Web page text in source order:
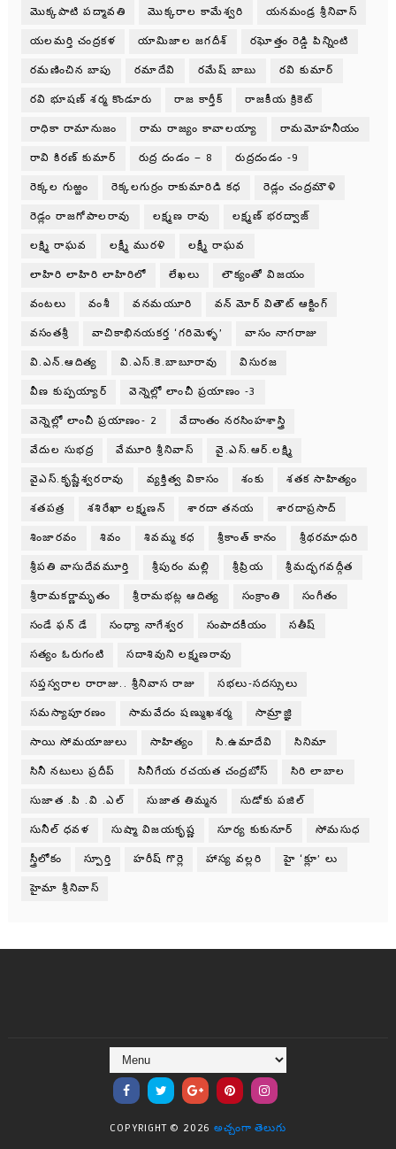
మొక్కపాటి పద్మావతి మొక్కరాల కామేశ్వరి యనమండ్ర శ్రీనివాస్
యలమర్తి చంద్రకళ యామిజాల జగదీశ్ రఘోత్తం రెడ్డి పిన్నింటి
రమణించిన బాపు రమాదేవి రమేష్ బాబు రవి కుమార్
రవి భూషణ్ శర్మ కొండూరు రాజ కార్తీక్ రాజకీయ క్రికెట్
రాధికా రామానుజం రామ రాజ్యం కావాలయ్యా రామమోహనీయం
రావి కిరణ్ కుమార్ రుద్ర దండం – 8 రుద్రదండం -9
రెక్కల గుఱ్ఱం రెక్కలగుర్రం రాకుమారిడి కధ రెడ్లం చంద్రమౌళి
రెడ్లం రాజగోపాలరావు లక్ష్మణ రావు లక్ష్మణ్ భరద్వాజ్
లక్ష్మి రాఘవ లక్ష్మీ మురళి లక్ష్మీ రాఘవ
లాహిరి లాహిరి లాహిరిలో లేఖలు లౌక్యంతో విజయం
వంటలు వంశీ వనమయూరి వన్ మోర్ వితౌట్ ఆక్టింగ్
వసంతశ్రీ వాచికాభినయకర్త ‘గరిమెళ్ళ’ వాసం నాగరాజు
వి.ఎన్.ఆదిత్య వి.ఎస్.కె.బాబూరావు విసురజ
వీణ కుప్పయ్యార్ వెన్నెల్లో లాంచీ ప్రయాణం -3
వెన్నెల్లో లాంచీ ప్రయాణం- 2 వేదాంతం నరసింహశాస్త్రి
వేదుల సుభద్ర వేమూరి శ్రీనివాస్ వై.ఎస్.ఆర్.లక్ష్మి
వైఎస్.కృష్ణేశ్వరరావు వ్యక్తిత్వ వికాసం శంకు శతక సాహిత్యం
శతపత్ర శశిరేఖా లక్ష్మణన్ శారదా తనయ శారదాప్రసాద్
శింజారవం శివం శివమ్మ కధ శ్రీకాంత్ కానం శ్రీథరమాధురి
శ్రీపతి వాసుదేవమూర్తి శ్రీపురం మల్లి శ్రీప్రియ శ్రీమద్భగవద్గీత
శ్రీరామకర్ణామృతం శ్రీరామభట్ల ఆదిత్య సంక్రాంతి సంగీతం
సండే ఫన్ డే సంధ్యా నాగేశ్వర సంపాదకీయం సతీష్
సత్యం ఓరుగంటి సదాశివుని లక్ష్మణరావు
సప్తస్వరాల రారాజు.. శ్రీనివాస రాజు సభలు-సదస్సులు
సమస్యాపూరణం సామవేదం షణ్ముఖశర్మ సామ్రాజ్ఞి
సాయి సోమయాజులు సాహిత్యం సి.ఉమాదేవి సినిమా
సినీ నటులు ప్రదీప్ సినీగేయ రచయత చంద్రబోస్ సిరి లాబాల
సుజాత .పి .వి .ఎల్ సుజాత తిమ్మన సుడోకు పజిల్
సునీల్ ధవళ సుష్మా విజయకృష్ణ సూర్య కుకునూర్ సోమసుధ
స్త్రీలోకం స్పూర్తి హరీష్ గొర్లె హాస్య వల్లరి హై ‘క్లూ’ లు
హైమా శ్రీనివాస్
COPYRIGHT © 2026 అచ్చంగా తెలుగు